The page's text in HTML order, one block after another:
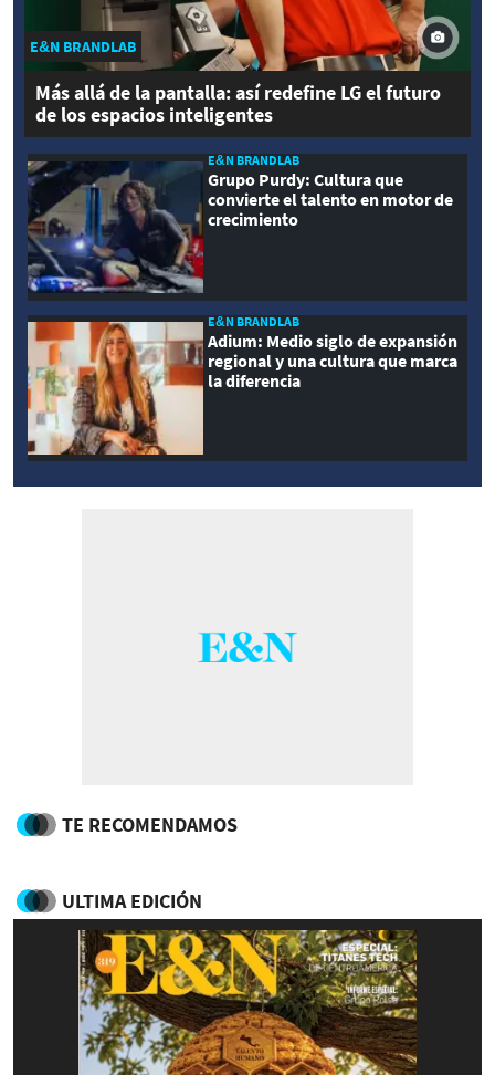
E&N BRANDLAB
Más allá de la pantalla: así redefine LG el futuro
de los espacios inteligentes
E&N BRANDLAB
Grupo Purdy: Cultura que
convierte el talento en motor de
crecimiento
E&N BRANDLAB
Adium: Medio siglo de expansión
regional y una cultura que marca
la diferencia
TE RECOMENDAMOS
ULTIMA EDICIÓN